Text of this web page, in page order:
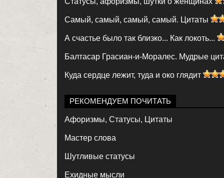
Самый, самый, самый, самый. Цитаты
А счастье было так близко... Как локоть...
Куда сердце лежит, туда и око глядит
Афоризмы, Статусы, Цитаты
Мастер слова
Шутливые статусы
Ехидные мысли